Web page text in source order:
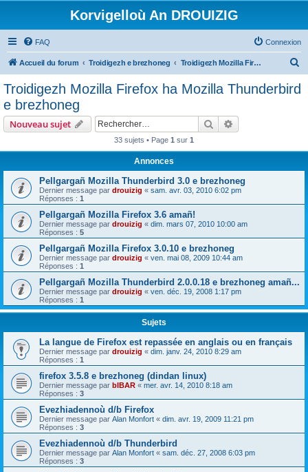
Korvigelloù An DROUIZIG
FAQ Connexion
Accueil du forum Troidigezh e brezhoneg Troidigezh Mozilla Firefox ha Mozilla Thunderbird e brezhoneg
Troidigezh Mozilla Firefox ha Mozilla Thunderbird
e brezhoneg
Nouveau sujet Rechercher
33 sujets • Page 1 sur 1
Annonces
Pellgargañ Mozilla Thunderbird 3.0 e brezhoneg
Dernier message par drouizig « sam. avr. 03, 2010 6:02 pm
Réponses : 1
Pellgargañ Mozilla Firefox 3.6 amañ!
Dernier message par drouizig « dim. mars 07, 2010 10:00 am
Réponses : 5
Pellgargañ Mozilla Firefox 3.0.10 e brezhoneg
Dernier message par drouizig « ven. mai 08, 2009 10:44 am
Réponses : 1
Pellgargañ Mozilla Thunderbird 2.0.0.18 e brezhoneg amañ...
Dernier message par drouizig « ven. déc. 19, 2008 1:17 pm
Réponses : 1
Sujets
La langue de Firefox est repassée en anglais ou en français
Dernier message par drouizig « dim. janv. 24, 2010 8:29 am
Réponses : 1
firefox 3.5.8 e brezhoneg (dindan linux)
Dernier message par bIBAR « mer. avr. 14, 2010 8:18 am
Réponses : 3
Evezhiadennoù d/b Firefox
Dernier message par Alan Monfort « dim. avr. 19, 2009 11:21 pm
Réponses : 3
Evezhiadennoù d/b Thunderbird
Dernier message par Alan Monfort « sam. déc. 27, 2008 6:03 pm
Réponses : 3